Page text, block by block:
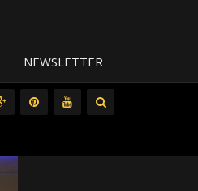
NEWSLETTER